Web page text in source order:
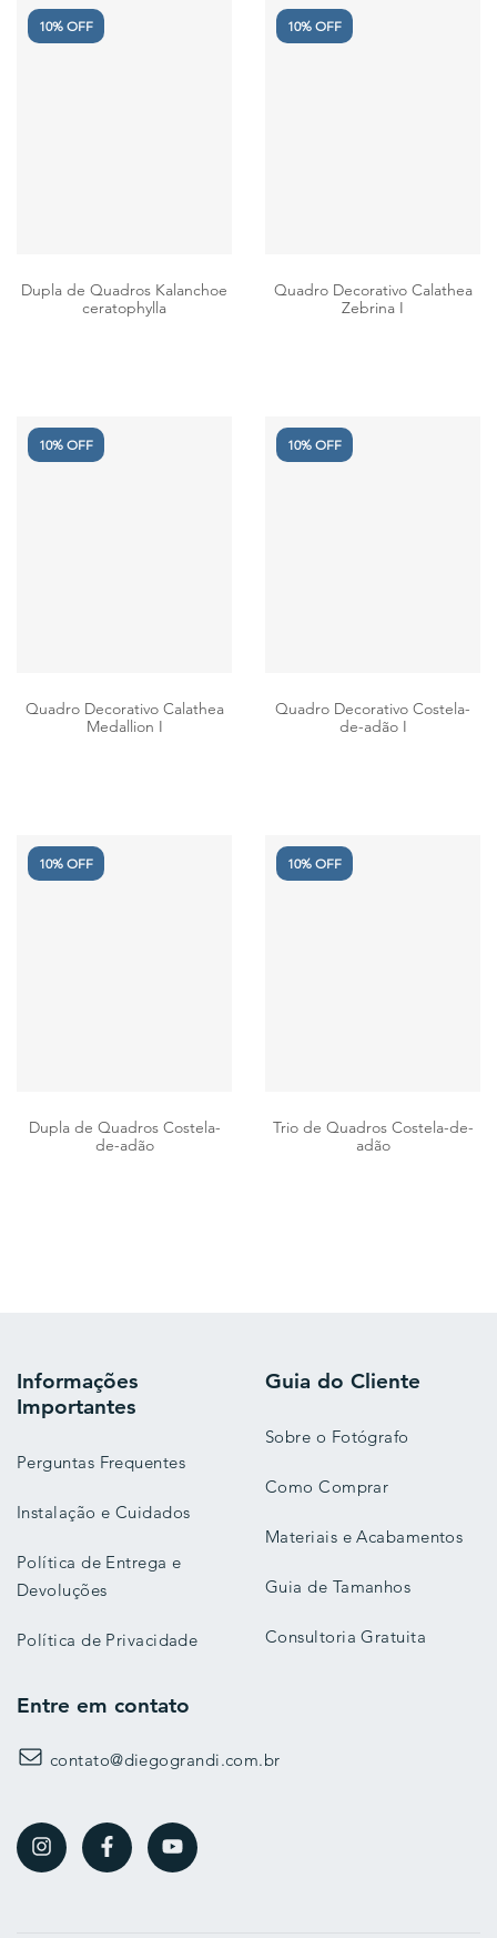
10% OFF
Dupla de Quadros Kalanchoe
ceratophylla
10% OFF
Quadro Decorativo Calathea
Zebrina I
10% OFF
Quadro Decorativo Calathea
Medallion I
10% OFF
Quadro Decorativo Costela-
de-adão I
10% OFF
Dupla de Quadros Costela-
de-adão
10% OFF
Trio de Quadros Costela-de-
adão
Informações
Importantes
Perguntas Frequentes
Instalação e Cuidados
Política de Entrega e
Devoluções
Política de Privacidade
Guia do Cliente
Sobre o Fotógrafo
Como Comprar
Materiais e Acabamentos
Guia de Tamanhos
Consultoria Gratuita
Entre em contato
contato@diegograndi.com.br